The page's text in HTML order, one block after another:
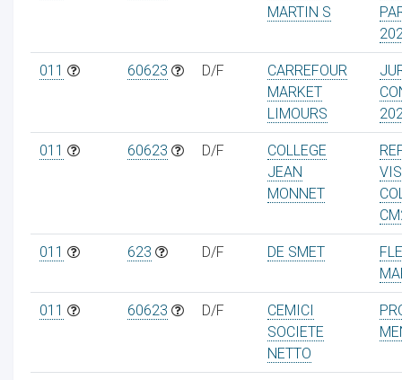
MARTIN S
011 60623 D/F
CARREFOUR
MARKET
LIMOURS
011 60623 D/F
COLLEGE
JEAN
MONNET
011 623 D/F DE SMET
011 60623 D/F
CEMICI
SOCIETE
NETTO